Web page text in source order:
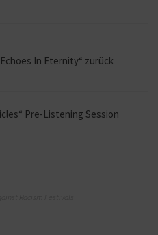
In Eternity“ zurück
Pre-Listening Session